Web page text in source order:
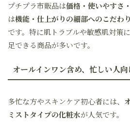
プチプラ市販品は価格・使いやすさ
は機能・仕上がりの細部へのこだわり
です。特に肌トラブルや敏感肌対策
足できる商品が多いです。
オールインワン含め、忙しい人
多忙な方やスキンケア初心者には、
ミストタイプの化粧水が人気です。